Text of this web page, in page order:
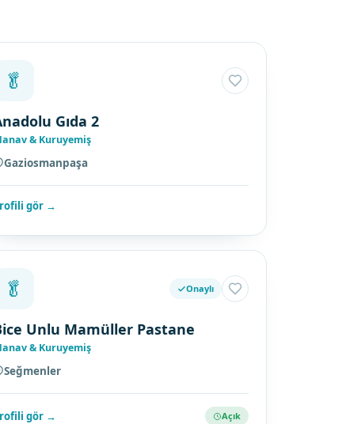
🥬
Gıda 2
& Kuruyemiş
Gaziosmanpaşa
gör →
🥬 Onaylı
Unlu Mamüller Pastane
& Kuruyemiş
Seğmenler
gör → Açık